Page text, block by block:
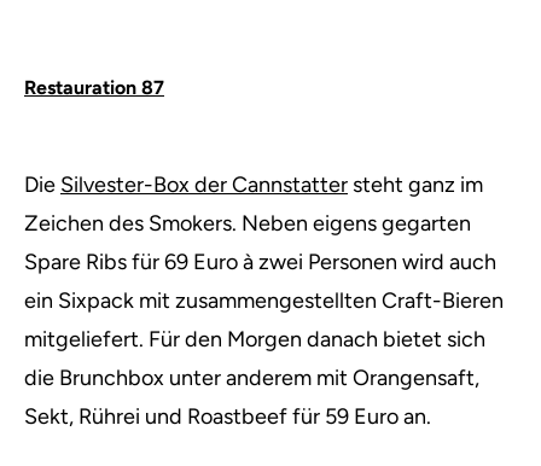
Restauration 87
Die Silvester-Box der Cannstatter steht ganz im
Zeichen des Smokers. Neben eigens gegarten
Spare Ribs für 69 Euro à zwei Personen wird auch
ein Sixpack mit zusammengestellten Craft-Bieren
mitgeliefert. Für den Morgen danach bietet sich
die Brunchbox unter anderem mit Orangensaft,
Sekt, Rührei und Roastbeef für 59 Euro an.